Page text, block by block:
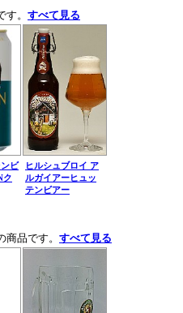
す。 すべて見る
ンビ
ク
ヒルシュブロイ ア
ルガイアーヒュッ
テンビアー
商品です。 すべて見る